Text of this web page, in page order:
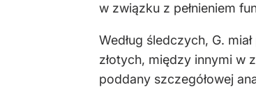
w związku z pełnieniem
Według śledczych, G.
złotych, między innymi w
poddany szczegółowej